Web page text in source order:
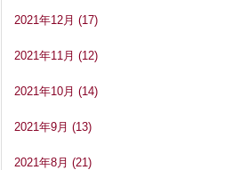
2021年12月 (17)
2021年11月 (12)
2021年10月 (14)
2021年9月 (13)
2021年8月 (21)